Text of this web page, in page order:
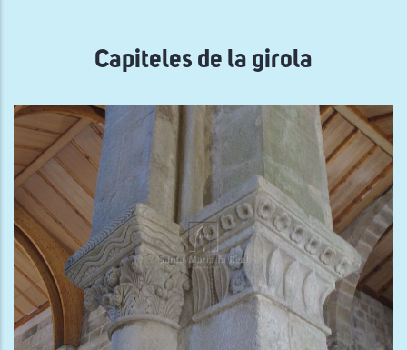
navegación
Capiteles de la girola